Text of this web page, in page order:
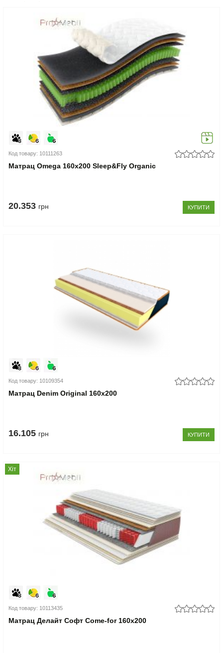
Код товару: 10111263
Матрац Omega 160x200 Sleep&Fly Organic
20.353 грн КУПИТИ
Код товару: 10109354
Матрац Denim Original 160x200
16.105 грн КУПИТИ
Хіт
Код товару: 10113435
Матрац Делайт Софт Come-for 160x200